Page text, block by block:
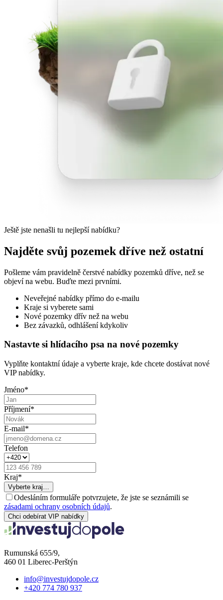
Ještě jste nenašli tu nejlepší nabídku?
Najděte svůj pozemek dříve než ostatní
Pošleme vám pravidelně čerstvé nabídky pozemků dříve, než se
objeví na webu. Buďte mezi prvními.
Neveřejné nabídky přímo do e-mailu
Kraje si vyberete sami
Nové pozemky dřív než na webu
Bez závazků, odhlášení kdykoliv
Nastavte si hlídacího psa na nové pozemky
Vyplňte kontaktní údaje a vyberte kraje, kde chcete dostávat nové
VIP nabídky.
Jméno*
Příjmení*
E-mail*
Telefon
Kraj*
Vyberte kraj…
Odesláním formuláře potvrzujete, že jste se seznámili se
zásadami ochrany osobních údajů.
Chci odebírat VIP nabídky
Rumunská 655/9,
460 01 Liberec-Perštýn
info@investujdopole.cz
+420 774 780 937